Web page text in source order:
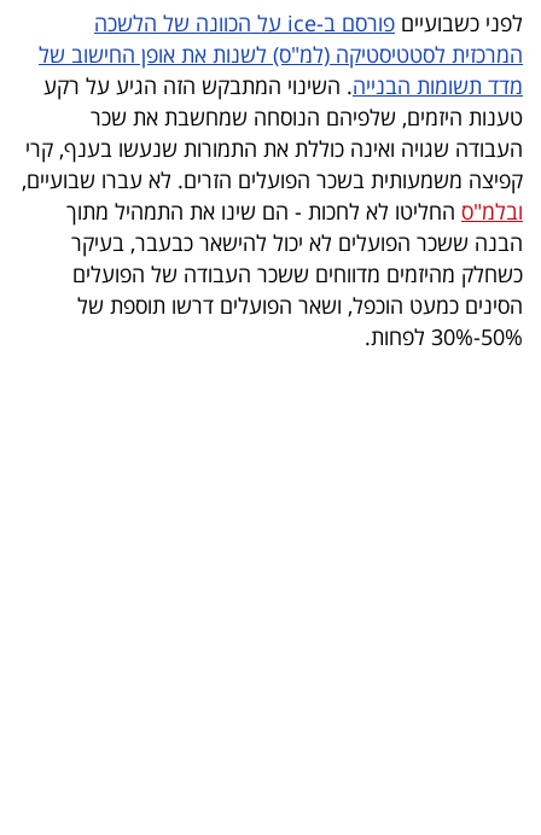
ספורט
קריירה
ולימודים
מינויים
רייטינג
רכב
בריאות
לפני כשבועיים
פורסם ב-ice על הכוונה של הלשכה
המרכזית לסטטיסטיקה (למ"ס) לשנות את אופן החישוב של
מדד תשומות הבנייה. השינוי המתבקש הזה הגיע על רקע
טענות היזמים, שלפיהם הנוסחה שמחשבת את שכר
העבודה שגויה ואינה כוללת את התמורות שנעשו בענף, קרי
קפיצה משמעותית בשכר הפועלים הזרים. לא עברו שבועיים,
ובלמ"ס החליטו לא לחכות - הם שינו את התמהיל מתוך
הבנה ששכר הפועלים לא יכול להישאר כבעבר, בעיקר
כשחלק מהיזמים מדווחים ששכר העבודה של הפועלים
הסינים כמעט הוכפל, ושאר הפועלים דרשו תוספת של
50%-30% לפחות.